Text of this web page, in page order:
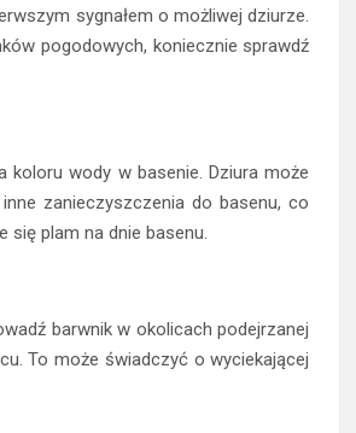
sygnałem o możliwej dziurze.
pogodowych, koniecznie sprawdź
koloru wody w basenie. Dziura może
zanieczyszczenia do basenu, co
się plam na dnie basenu.
barwnik w okolicach podejrzanej
To może świadczyć o wyciekającej